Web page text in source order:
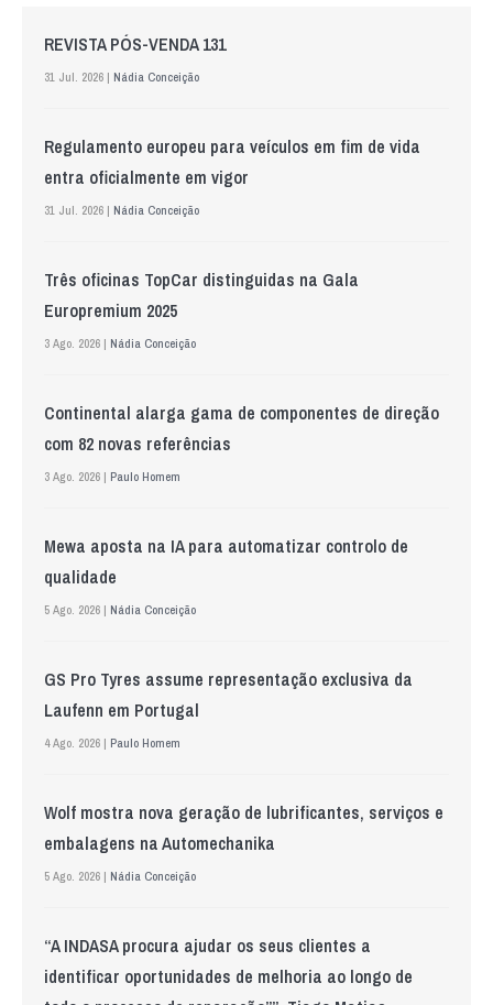
REVISTA PÓS-VENDA 131
31 Jul. 2026 | Nádia Conceição
Regulamento europeu para veículos em fim de vida
entra oficialmente em vigor
31 Jul. 2026 | Nádia Conceição
Três oficinas TopCar distinguidas na Gala
Europremium 2025
3 Ago. 2026 | Nádia Conceição
Continental alarga gama de componentes de direção
com 82 novas referências
3 Ago. 2026 | Paulo Homem
Mewa aposta na IA para automatizar controlo de
qualidade
5 Ago. 2026 | Nádia Conceição
GS Pro Tyres assume representação exclusiva da
Laufenn em Portugal
4 Ago. 2026 | Paulo Homem
Wolf mostra nova geração de lubrificantes, serviços e
embalagens na Automechanika
5 Ago. 2026 | Nádia Conceição
“A INDASA procura ajudar os seus clientes a
identificar oportunidades de melhoria ao longo de